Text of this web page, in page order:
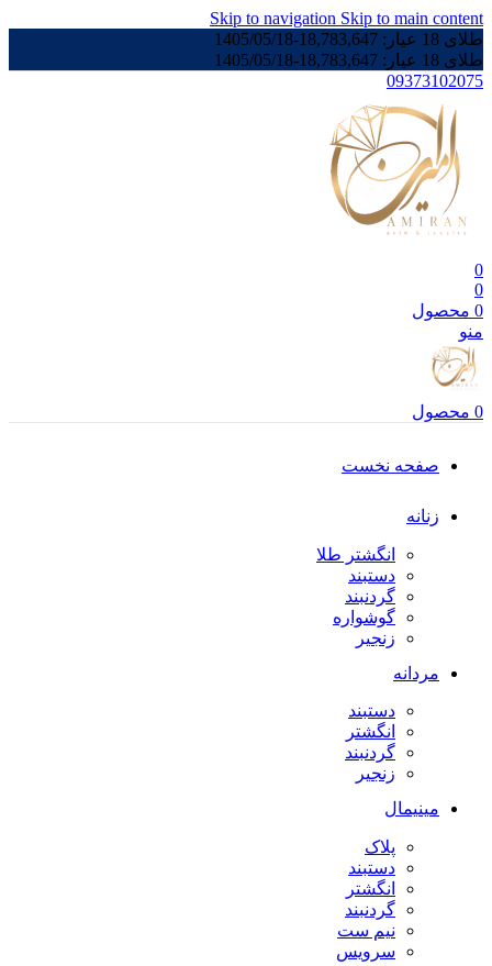
Skip to navigation Skip to main content
طلای 18 عیار:
18,783,647
-
1405/05/18
طلای 18 عیار:
18,783,647
-
1405/05/18
09373102075
0
0
0 محصول
منو
0 محصول
صفحه نخست
زنانه
انگشتر طلا
دستبند
گردنبند
گوشواره
زنجیر
مردانه
دستبند
انگشتر
گردنبند
زنجیر
مینیمال
پلاک
دستبند
انگشتر
گردنبند
نیم ست
سرویس